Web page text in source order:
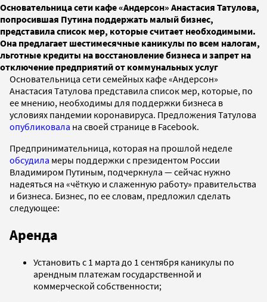
Основательница сети кафе «Андерсон» Анастасия Татулова,
попросившая Путина поддержать малый бизнес,
представила список мер, которые считает необходимыми.
Она предлагает шестимесячные каникулы по всем налогам,
льготные кредиты на восстановление бизнеса и запрет на
отключение предприятий от коммунальных услуг
Основательница сети семейных кафе «Андерсон»
Анастасия Татулова представила список мер, которые, по
ее мнению, необходимы для поддержки бизнеса в
условиях пандемии коронавируса. Предложения Татулова
опубликовала на своей странице в Facebook.
Предпринимательница, которая на прошлой неделе
обсудила меры поддержки с президентом России
Владимиром Путиным, подчеркнула — сейчас нужно
надеяться на «чёткую и слаженную работу» правительства
и бизнеса. Бизнес, по ее словам, предложил сделать
следующее:
Аренда
Установить с 1 марта до 1 сентября каникулы по
арендным платежам государственной и
коммерческой собственности;